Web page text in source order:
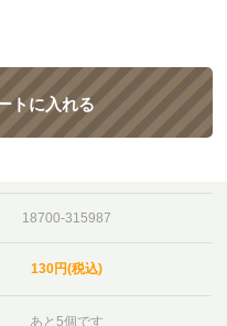
トに入れる
18700-315987
130円(税込)
あと5個です